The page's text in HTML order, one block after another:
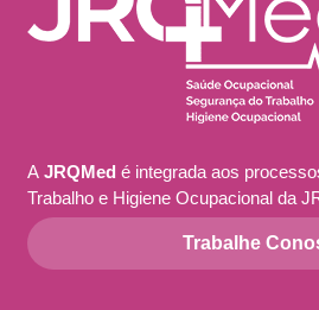
A JRQMed é integrada aos
Trabalho e Higiene Ocupacional da
Trabalhe